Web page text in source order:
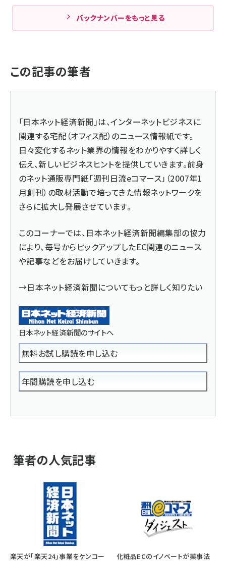
バックナンバーをもっと見る
この記事の筆者
「日本ネット経済新聞」は、インターネットビジネスに
関連する宅配（オフィス配）のニュース情報紙です。
日々変化するネット業界の情報をわかりやすく詳しく
伝え、新しいビジネスヒントを提供していきます。前身
のネット通販専門紙「週刊日流eコマース」（2007年1
月創刊）の取材活動で培ってきた情報ネットワークを
さらに拡大し発展させています。
このコーナーでは、日本ネット経済新聞編集部の協力
により、毎号からピックアップしたEC関連のニュース
や記事などをお届けしていきます。
→日本ネット経済新聞についてもっと詳しく知りたい
日本ネット経済新聞のサイトへ
無料お試し購読を申し込む
年間購読を申し込む
筆者の人気記事
楽天が「楽天24」事業をケンコー
化粧品ECのイノベートが薬事法